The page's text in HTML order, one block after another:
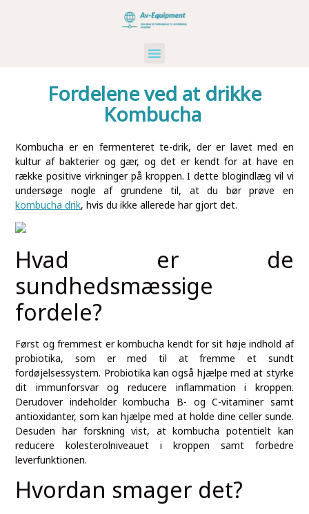
Fordelene ved at drikke
Kombucha
Kombucha er en fermenteret te-drik, der er lavet med en
kultur af bakterier og gær, og det er kendt for at have en
række positive virkninger på kroppen. I dette blogindlæg vil vi
undersøge nogle af grundene til, at du bør prøve en
kombucha drik, hvis du ikke allerede har gjort det.
Hvad er de
sundhedsmæssige
fordele?
Først og fremmest er kombucha kendt for sit høje indhold af
probiotika, som er med til at fremme et sundt
fordøjelsessystem. Probiotika kan også hjælpe med at styrke
dit immunforsvar og reducere inflammation i kroppen.
Derudover indeholder kombucha B- og C-vitaminer samt
antioxidanter, som kan hjælpe med at holde dine celler sunde.
Desuden har forskning vist, at kombucha potentielt kan
reducere kolesterolniveauet i kroppen samt forbedre
leverfunktionen.
Hvordan smager det?